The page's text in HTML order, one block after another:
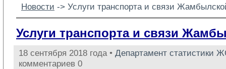
Новости -> Услуги транспорта и связи
Услуги транспорта и связи
18 сентября 2018 года • Департамент статистики
комментариев 0